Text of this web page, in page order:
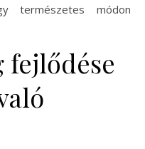
természetes módon
fejlődése